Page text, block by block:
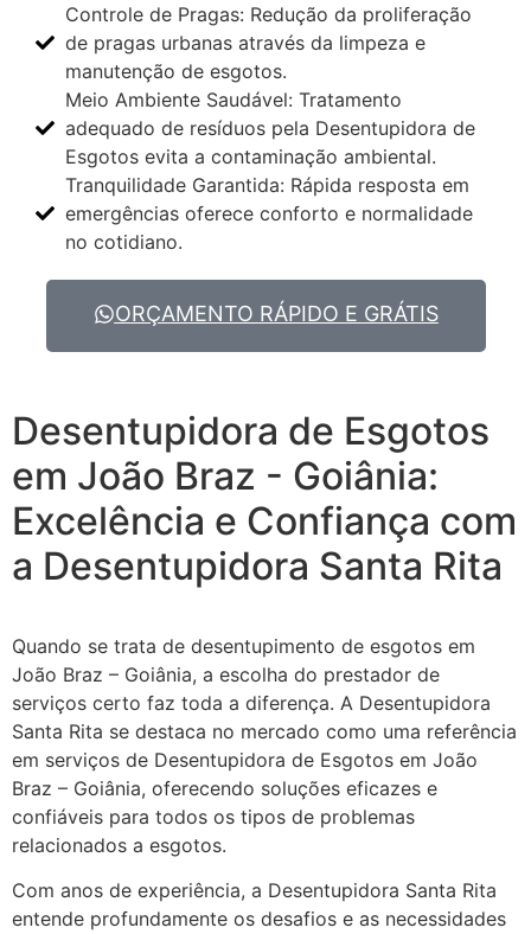
Controle de Pragas: Redução da proliferação
de pragas urbanas através da limpeza e
manutenção de esgotos.
Meio Ambiente Saudável: Tratamento
adequado de resíduos pela Desentupidora de
Esgotos evita a contaminação ambiental.
Tranquilidade Garantida: Rápida resposta em
emergências oferece conforto e normalidade
no cotidiano.
ORÇAMENTO RÁPIDO E GRÁTIS
Desentupidora de Esgotos
em João Braz - Goiânia:
Excelência e Confiança com
a Desentupidora Santa Rita
Quando se trata de desentupimento de esgotos em
João Braz – Goiânia, a escolha do prestador de
serviços certo faz toda a diferença. A Desentupidora
Santa Rita se destaca no mercado como uma referência
em serviços de Desentupidora de Esgotos em João
Braz – Goiânia, oferecendo soluções eficazes e
confiáveis para todos os tipos de problemas
relacionados a esgotos.
Com anos de experiência, a Desentupidora Santa Rita
entende profundamente os desafios e as necessidades